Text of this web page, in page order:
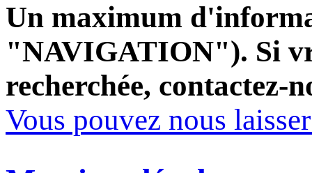
Un maximum
"NAVIGATION"). Si
recherchée, contactez-
Vous pouvez nous